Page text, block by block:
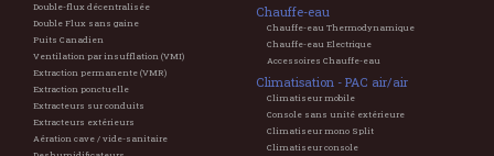
Double-flux décentralisée
Double Flux sans gaine
Puits Canadien
Ventilation par insufflation (VMI)
Extraction permanente (VMR)
Extraction ponctuelle
Extracteurs sur conduits
Extracteurs extérieurs
Aération cave / vide-sanitaire
Chauffe-eau
Chauffe-eau Thermodynamique
Chauffe-eau Electrique
Accessoires Chauffe-eau
Climatisation - PAC air/air
Climatiseur mobile
Console sans unité extérieure
Climatiseur mono Split
Climatiseur console